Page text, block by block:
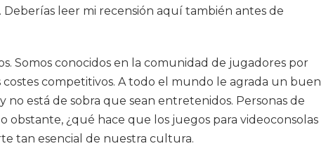
leer mi recensión aquí también antes de
Somos conocidos en la comunidad de jugadores por
competitivos. A todo el mundo le agrada un buen
está de sobra que sean entretenidos. Personas de
¿qué hace que los juegos para videoconsolas
tan esencial de nuestra cultura.